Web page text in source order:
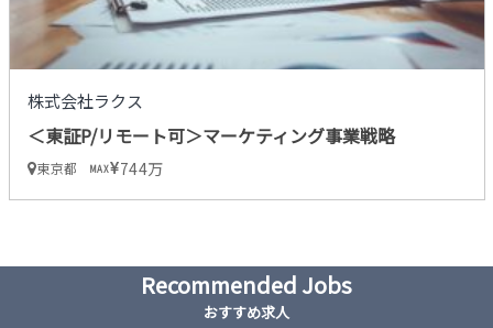
株式会社ラクス
＜東証P/リモート可＞マーケティング事業戦略
東京都 MAX 744万
Recommended Jobs
おすすめ求人